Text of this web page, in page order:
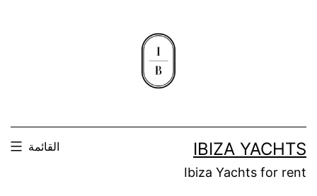
IBIZA YACHTS
Ibiza Yachts for rent
القائمة